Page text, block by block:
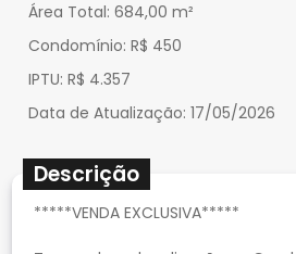
Área Total: 684,00 m²
Condomínio: R$ 450
IPTU: R$ 4.357
Data de Atualização: 17/05/2026
Descrição
*****VENDA EXCLUSIVA*****